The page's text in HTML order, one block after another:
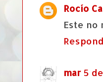
Rocío
Este no
mar 5